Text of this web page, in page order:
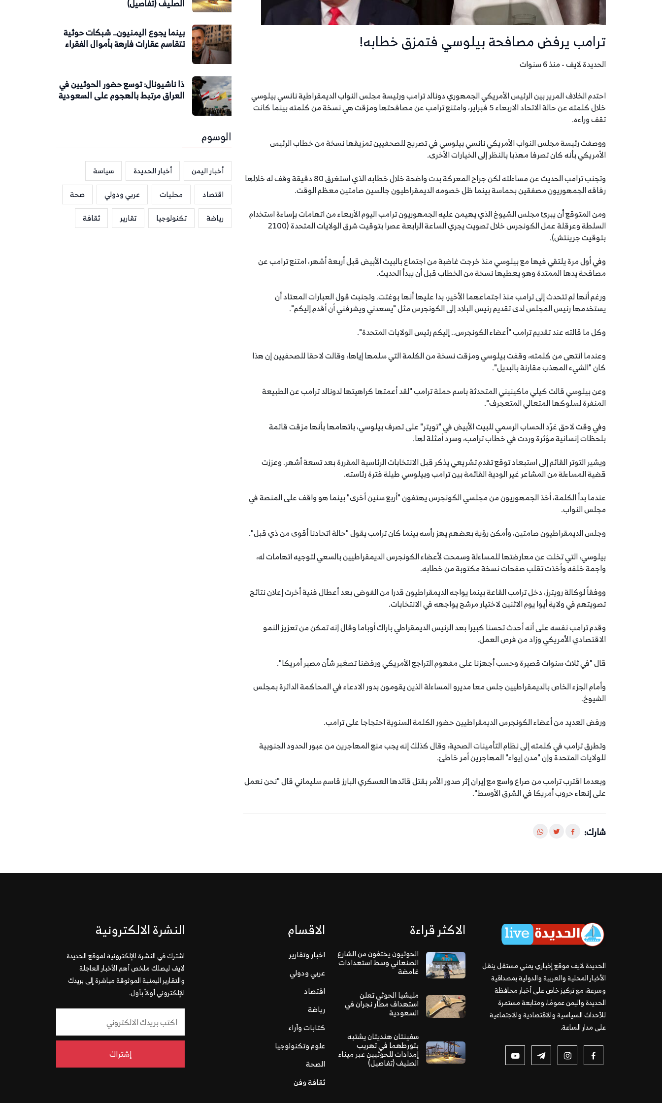
ترامب يرفض مصافحة بيلوسي فتمزق خطابه!
الحديدة لايف - منذ 6 سنوات
احتدم الخلاف المرير بين الرئيس الأمريكي الجمهوري دونالد ترامب ورئيسة مجلس النواب الديمقراطية نانسي بيلوسي
خلال كلمته عن حالة الاتحاد الاربعاء 5 فبراير، وامتنع ترامب عن مصافحتها ومزقت هي نسخة من كلمته بينما كانت
تقف وراءه.
ووصفت رئيسة مجلس النواب الأمريكي نانسي بيلوسي في تصريح للصحفيين تمزيقها نسخة من خطاب الرئيس
الأمريكي بأنه كان تصرفا مهذبا بالنظر إلى الخيارات الأخرى.
وتجنب ترامب الحديث عن مساءلته لكن جراح المعركة بدت واضحة خلال خطابه الذي استغرق 80 دقيقة وقف له خلالها
رفاقه الجمهوريون مصفقين بحماسة بينما ظل خصومه الديمقراطيون جالسين صامتين معظم الوقت.
ومن المتوقع أن يبرئ مجلس الشيوخ الذي يهيمن عليه الجمهوريون ترامب اليوم الأربعاء من اتهامات بإساءة استخدام
السلطة وعرقلة عمل الكونجرس خلال تصويت يجري الساعة الرابعة عصرا بتوقيت شرق الولايات المتحدة (2100
بتوقيت جرينتش).
وفي أول مرة يلتقي فيها مع بيلوسي منذ خرجت غاضبة من اجتماع بالبيت الأبيض قبل أربعة أشهر، امتنع ترامب عن
مصافحة يدها الممتدة وهو يعطيها نسخة من الخطاب قبل أن يبدأ الحديث.
ورغم أنها لم تتحدث إلى ترامب منذ اجتماعهما الأخير، بدا عليها أنها بوغتت. وتجنبت قول العبارات المعتاد أن
يستخدمها رئيس المجلس لدى تقديم رئيس البلاد إلى الكونجرس مثل "يسعدني ويشرفني أن أقدم إليكم".
وكل ما قالته عند تقديم ترامب "أعضاء الكونجرس.. إليكم رئيس الولايات المتحدة".
وعندما انتهى من كلمته، وقفت بيلوسي ومزقت نسخة من الكلمة التي سلمها إياها، وقالت لاحقا للصحفيين إن هذا
كان "الشيء المهذب مقارنة بالبديل".
وعن بيلوسي قالت كيلي ماكينيني المتحدثة باسم حملة ترامب "لقد أعمتها كراهيتها لدونالد ترامب عن الطبيعة
المنفرة لسلوكها المتعالي المتعجرف".
وفي وقت لاحق غرّد الحساب الرسمي للبيت الأبيض في "تويتر" على تصرف بيلوسي، باتهامها بأنها مزقت قائمة
بلحظات إنسانية مؤثرة وردت في خطاب ترامب، وسرد أمثلة لها.
ويشير التوتر القائم إلى استبعاد توقع تقدم تشريعي يذكر قبل الانتخابات الرئاسية المقررة بعد تسعة أشهر. وعززت
قضية المساءلة من المشاعر غير الودية القائمة بين ترامب وبيلوسي طيلة فترة رئاسته.
عندما بدأ الكلمة، أخذ الجمهوريون من مجلسي الكونجرس يهتفون "أربع سنين أخرى" بينما هو واقف على المنصة في
مجلس النواب.
وجلس الديمقراطيون صامتين، وأمكن رؤية بعضهم يهز رأسه بينما كان ترامب يقول "حالة اتحادنا أقوى من ذي قبل".
بيلوسي، التي تخلت عن معارضتها للمساءلة وسمحت لأعضاء الكونجرس الديمقراطيين بالسعي لتوجيه اتهامات له،
واجمة خلفه وأخذت تقلب صفحات نسخة مكتوبة من خطابه.
ووفقاً لوكالة رويترز، دخل ترامب القاعة بينما يواجه الديمقراطيون قدرا من الفوضى بعد أعطال فنية أخرت إعلان نتائج
تصويتهم في ولاية أيوا يوم الاثنين لاختيار مرشح يواجهه في الانتخابات.
وقدم ترامب نفسه على أنه أحدث تحسنا كبيرا بعد الرئيس الديمقراطي باراك أوباما وقال إنه تمكن من تعزيز النمو
الاقتصادي الأمريكي وزاد من فرص العمل.
قال "في ثلاث سنوات قصيرة وحسب أجهزنا على مفهوم التراجع الأمريكي ورفضنا تصغير شأن مصير أمريكا".
وأمام الجزء الخاص بالديمقراطيين جلس معا مديرو المساءلة الذين يقومون بدور الادعاء في المحاكمة الدائرة بمجلس
الشيوخ.
ورفض العديد من أعضاء الكونجرس الديمقراطيين حضور الكلمة السنوية احتجاجا على ترامب.
وتطرق ترامب في كلمته إلى نظام التأمينات الصحية، وقال كذلك إنه يجب منع المهاجرين من عبور الحدود الجنوبية
للولايات المتحدة وإن "مدن إيواء" المهاجرين أمر خاطئ.
وبعدما اقترب ترامب من صراع واسع مع إيران إثر صدور الأمر بقتل قائدها العسكري البارز قاسم سليماني قال "نحن نعمل
على إنهاء حروب أمريكا في الشرق الأوسط".
شارك:
الصليف (تفاصيل)
بينما يجوع اليمنيون.. شبكات حوثية
تتقاسم عقارات فارهة بأموال الفقراء
ذا ناشيونال: توسع حضور الحوثيين في
العراق مرتبط بالهجوم على السعودية
الوسوم
أخبار اليمن أخبار الحديدة
سياسة
اقتصاد
محليات عربي ودولي
صحة
رياضة
تكنولوجيا تقارير ثقافة
الحديدة لايف موقع إخباري يمني مستقل ينقل
الأخبار المحلية والعربية والدولية بمصداقية
وسرعة، مع تركيز خاص على أخبار محافظة
الحديدة واليمن عمومًا، ومتابعة مستمرة
للأحداث السياسية والاقتصادية والاجتماعية
على مدار الساعة.
الاكثر قراءة
الحوثيون يختفون من الشارع
الصنعاني وسط استعدادات
غامضة
مليشيا الحوثي تعلن
استهداف مطار نجران في
السعودية
سفينتان هنديتان يشتبه
بتورطهما في تهريب
إمدادات للحوثيين عبر ميناء
الصليف (تفاصيل)
الاقسام
اخبار وتقارير
عربي ودولي
اقتصاد
رياضة
كتابات وآراء
علوم وتكنولوجيا
الصحة
ثقافة وفن
النشرة الالكترونية
اشترك في النشرة الإلكترونية لموقع الحديدة
لايف ليصلك ملخص أهم الأخبار العاجلة
والتقارير اليمنية الموثوقة مباشرة إلى بريدك
الإلكتروني أولاً بأول.
إشتراك